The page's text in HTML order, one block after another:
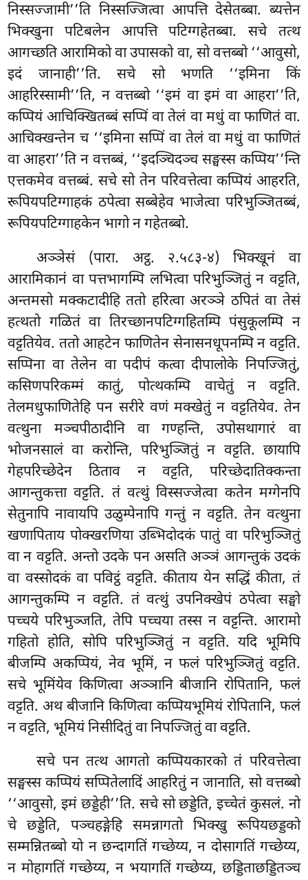
निस्सज्जामी’’ति निस्सज्जित्वा आपत्ति देसेतब्बा. ब्यत्तेन
भिक्खुना पटिबलेन आपत्ति पटिग्गहेतब्बा. सचे तत्थ
आगच्छति आरामिको वा उपासको वा, सो वत्तब्बो ‘‘आवुसो,
इदं जानाही’’ति. सचे सो भणति ‘‘इमिना किं
आहरिस्सामी’’ति, न वत्तब्बो ‘‘इमं वा इमं वा आहरा’’ति,
कप्पियं आचिक्खितब्बं सप्पिं वा तेलं वा मधुं वा फाणितं वा.
आचिक्खन्तेन च ‘‘इमिना सप्पिं वा तेलं वा मधुं वा फाणितं
वा आहरा’’ति न वत्तब्बं, ‘‘इदञ्चिदञ्च सङ्घस्स कप्पिय’’न्ति
एत्तकमेव वत्तब्बं. सचे सो तेन परिवत्तेत्वा कप्पियं आहरति,
रूपियपटिग्गाहकं ठपेत्वा सब्बेहेव भाजेत्वा परिभुञ्जितब्बं,
रूपियपटिग्गाहकेन भागो न गहेतब्बो.
अञ्ञेसं (पारा. अट्ठ. २.५८३-४) भिक्खूनं वा
आरामिकानं वा पत्तभागम्पि लभित्वा परिभुञ्जितुं न वट्टति,
अन्तमसो मक्कटादीहि ततो हरित्वा अरञ्ञे ठपितं वा तेसं
हत्थतो गळितं वा तिरच्छानपटिग्गहितम्पि पंसुकूलम्पि न
वट्टतियेव. ततो आहटेन फाणितेन सेनासनधूपनम्पि न वट्टति.
सप्पिना वा तेलेन वा पदीपं कत्वा दीपालोके निपज्जितुं,
कसिणपरिकम्मं कातुं, पोत्थकम्पि वाचेतुं न वट्टति.
तेलमधुफाणितेहि पन सरीरे वणं मक्खेतुं न वट्टतियेव. तेन
वत्थुना मञ्चपीठादीनि वा गण्हन्ति, उपोसथागारं वा
भोजनसालं वा करोन्ति, परिभुञ्जितुं न वट्टति. छायापि
गेहपरिच्छेदेन ठिताव न वट्टति, परिच्छेदातिक्कन्ता
आगन्तुकत्ता वट्टति. तं वत्थुं विस्सज्जेत्वा कतेन मग्गेनपि
सेतुनापि नावायपि उळुम्पेनापि गन्तुं न वट्टति. तेन वत्थुना
खणापिताय पोक्खरणिया उब्भिदोदकं पातुं वा परिभुञ्जितुं
वा न वट्टति. अन्तो उदके पन असति अञ्ञं आगन्तुकं उदकं
वा वस्सोदकं वा पविट्ठं वट्टति. कीताय येन सद्धिं कीता, तं
आगन्तुकम्पि न वट्टति. तं वत्थुं उपनिक्खेपं ठपेत्वा सङ्घो
पच्चये परिभुञ्जति, तेपि पच्चया तस्स न वट्टन्ति. आरामो
गहितो होति, सोपि परिभुञ्जितुं न वट्टति. यदि भूमिपि
बीजम्पि अकप्पियं, नेव भूमिं, न फलं परिभुञ्जितुं वट्टति.
सचे भूमिंयेव किणित्वा अञ्ञानि बीजानि रोपितानि, फलं
वट्टति. अथ बीजानि किणित्वा कप्पियभूमियं रोपितानि, फलं
न वट्टति, भूमियं निसीदितुं वा निपज्जितुं वा वट्टति.
सचे पन तत्थ आगतो कप्पियकारको तं परिवत्तेत्वा
सङ्घस्स कप्पियं सप्पितेलादिं आहरितुं न जानाति, सो वत्तब्बो
‘‘आवुसो, इमं छड्डेही’’ति. सचे सो छड्डेति, इच्चेतं कुसलं. नो
चे छड्डेति, पञ्चहङ्गेहि समन्नागतो भिक्खु रूपियछड्डको
सम्मन्नितब्बो यो न छन्दागतिं गच्छेय्य, न दोसागतिं गच्छेय्य,
न मोहागतिं गच्छेय्य, न भयागतिं गच्छेय्य, छड्डिताछड्डितञ्च